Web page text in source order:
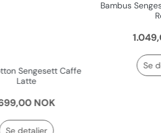
Latte
Se detaljer
Bambus
Se